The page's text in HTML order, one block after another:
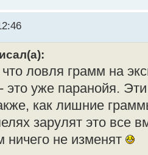
ловля грамм на
это уже паранойя.
как лишние
зарулят это все
ничего не изменят